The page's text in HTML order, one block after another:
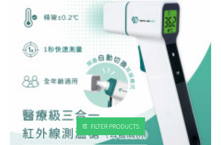
FILTER PRODUCTS